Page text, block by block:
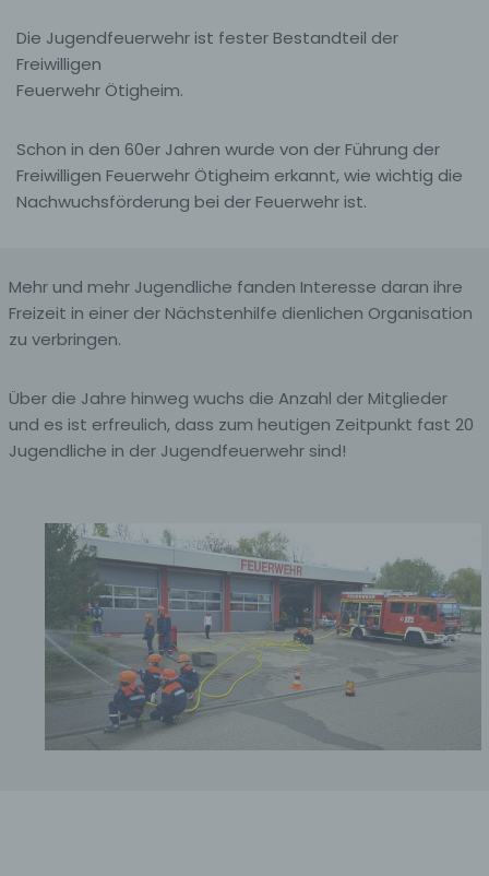
Die Jugendfeuerwehr ist fester Bestandteil der
Freiwilligen
Feuerwehr Ötigheim.
Schon in den 60er Jahren wurde von der Führung der
Freiwilligen Feuerwehr Ötigheim erkannt, wie wichtig die
Nachwuchsförderung bei der Feuerwehr ist.
Mehr und mehr Jugendliche fanden Interesse daran ihre
Freizeit in einer der Nächstenhilfe dienlichen Organisation
zu verbringen.
Über die Jahre hinweg wuchs die Anzahl der Mitglieder
und es ist erfreulich, dass zum heutigen Zeitpunkt fast 20
Jugendliche in der Jugendfeuerwehr sind!